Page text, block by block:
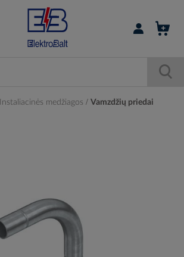
Prisijungti /
Instaliacinės medžiagos Vamzdžių priedai